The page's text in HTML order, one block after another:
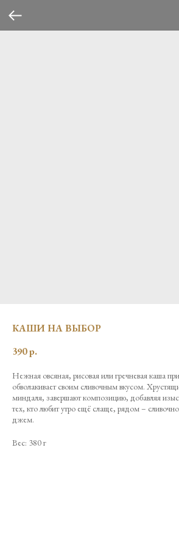
КАШИ НА ВЫБОР
390р.
Нежная овсяная, рисовая или гречневая каша
обволакивает своим сливочным вкусом.
миндаля, завершают композицию, добавляя
тех, кто любит утро ещё слаще, рядом –
джем.
Вес: 380 г